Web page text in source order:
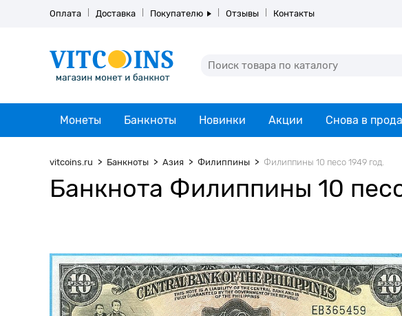
Оплата Доставка Покупателю Отзывы Контакты
Монеты Банкноты Новинки Акции Снова в
vitcoins.ru Банкноты Азия Филиппины Филиппины 10 песо 1949 год.
Банкнота Филиппины 10